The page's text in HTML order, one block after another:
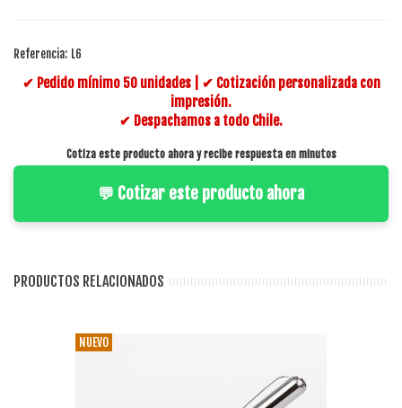
Referencia: L6
✔ Pedido mínimo 50 unidades | ✔ Cotización personalizada con
impresión.
✔ Despachamos a todo Chile.
Cotiza este producto ahora y recibe respuesta en minutos
💬 Cotizar este producto ahora
PRODUCTOS RELACIONADOS
NUEVO